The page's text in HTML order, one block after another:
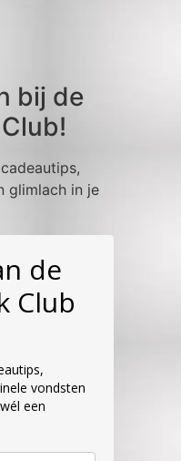
bij de
glimlach in je
de
Club
vondsten
een